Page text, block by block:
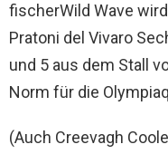
fischerWild Wave
Pratoni del Vivaro
und 5 aus dem Stall
Norm für die
(Auch Creevagh